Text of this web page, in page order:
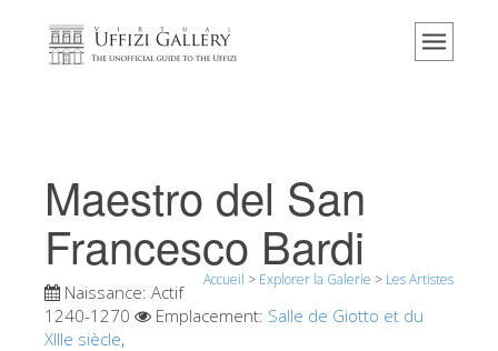
Accueil
Événements et expositions
L' avis des visiteurs
Contact
Explorer la Galerie
Maestro del San
Francesco Bardi
Accueil > Explorer la Galerie > Les Artistes
Naissance: Actif
1240-1270
Emplacement: Salle de Giotto et du
XIIIe siècle,